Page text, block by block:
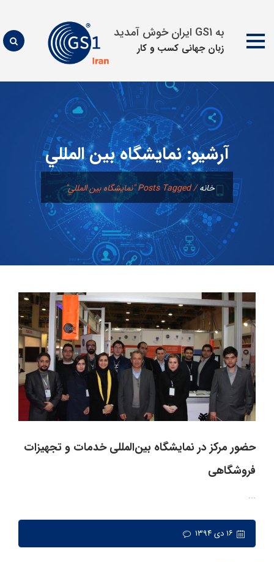
به GS1 ایران خوش آمدید
زبان جهانی كسب و كار
محتوا
آرشیو:نمايشگاه بين المللي
خانه/Posts Tagged "نمايشگاه بين المللي"
حضور مرکز در نمایشگاه بین‌المللی خدمات و تجهیزات
فروشگاهی
...